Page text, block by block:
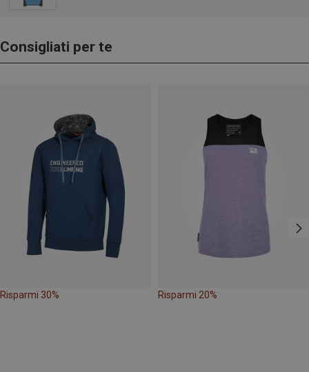
Consigliati per te
Risparmi 30% Risparmi 20%